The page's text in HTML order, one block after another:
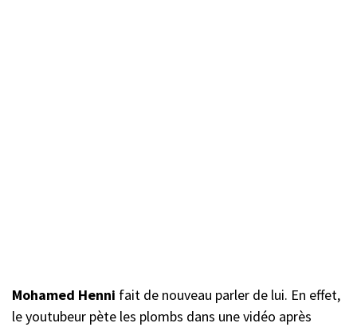
Mohamed Henni fait de nouveau parler de lui. En effet,
le youtubeur pète les plombs dans une vidéo après